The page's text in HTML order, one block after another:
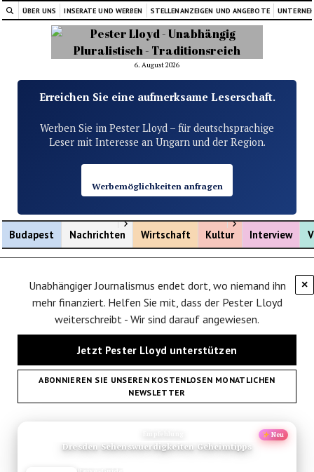
ÜBER UNS INSERATE UND WERBEN STELLENANZEIGEN UND ANGEBOTE
6. August 2026
Erreichen Sie eine aufmerksame Leserschaft.
Werben Sie im Pester Lloyd – für deutschsprachige
Leser mit Interesse an Ungarn und der Region.
Werbemöglichkeiten anfragen
Budapest Nachrichten
Menü öffnen
Wirtschaft Kultur
Menü öffnen
Interview
×
Unabhängiger Journalismus endet dort, wo niemand ihn
mehr finanziert. Helfen Sie mit, dass der Pester Lloyd
weiterschreibt - Wir sind darauf angewiesen.
Jetzt Pester Lloyd unterstützen
ABONNIEREN SIE UNSEREN KOSTENLOSEN MONATLICHEN
NEWSLETTER
Neu
Dresden Sehenswuerdigkeiten Geheimtipps